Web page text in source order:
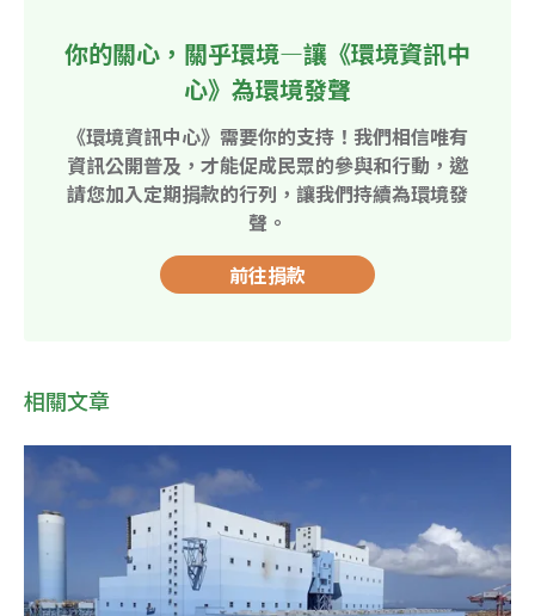
你的關心，關乎環境—讓《環境資訊中
心》為環境發聲
《環境資訊中心》需要你的支持！我們相信唯有
資訊公開普及，才能促成民眾的參與和行動，邀
請您加入定期捐款的行列，讓我們持續為環境發
聲。
前往捐款
相關文章